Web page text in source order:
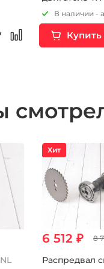
кнопку стоп-
В наличии -
Купить
Хит
6 512 ₽ 8
Распредвал